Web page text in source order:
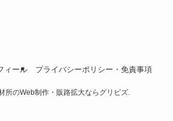
ィール プライバシーポリシー・免責事項
所のWeb制作・販路拡大ならグリビズ.